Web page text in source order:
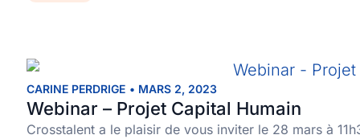
CARINE PERDRIGE • MARS 2, 2023
Webinar – Projet Capital Humain
Crosstalent a le plaisir de vous inviter le 28 mars à